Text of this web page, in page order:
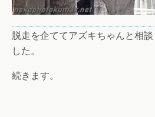
脱走を企ててアズキちゃんと相
した。
続きます。